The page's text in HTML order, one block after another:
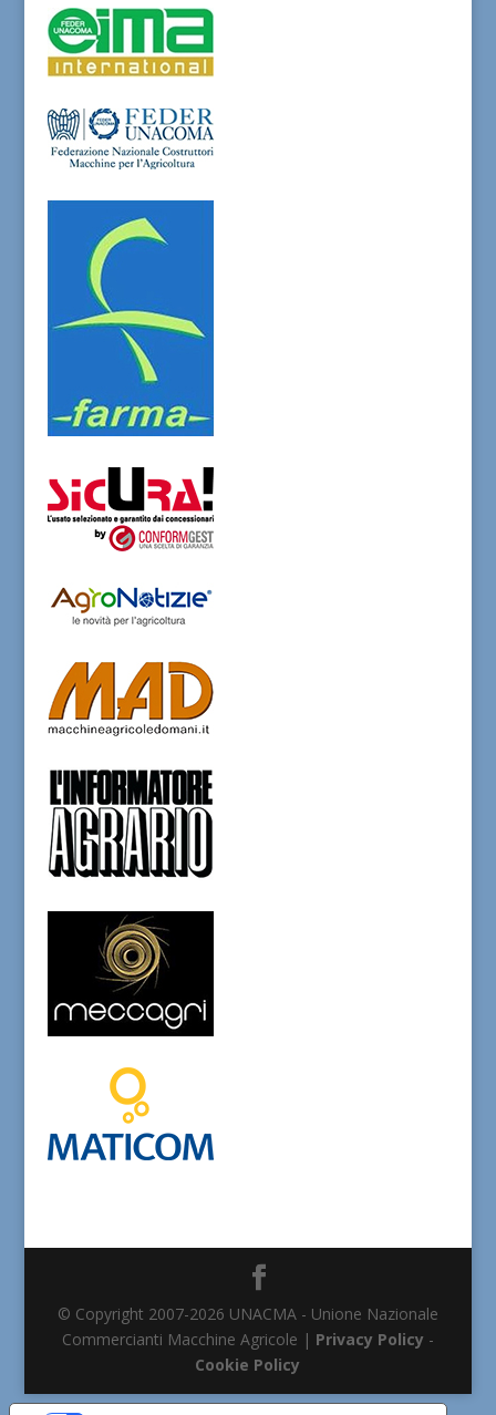
© Copyright 2007-2026 UNACMA - Unione Nazionale
Commercianti Macchine Agricole | Privacy Policy -
Cookie Policy